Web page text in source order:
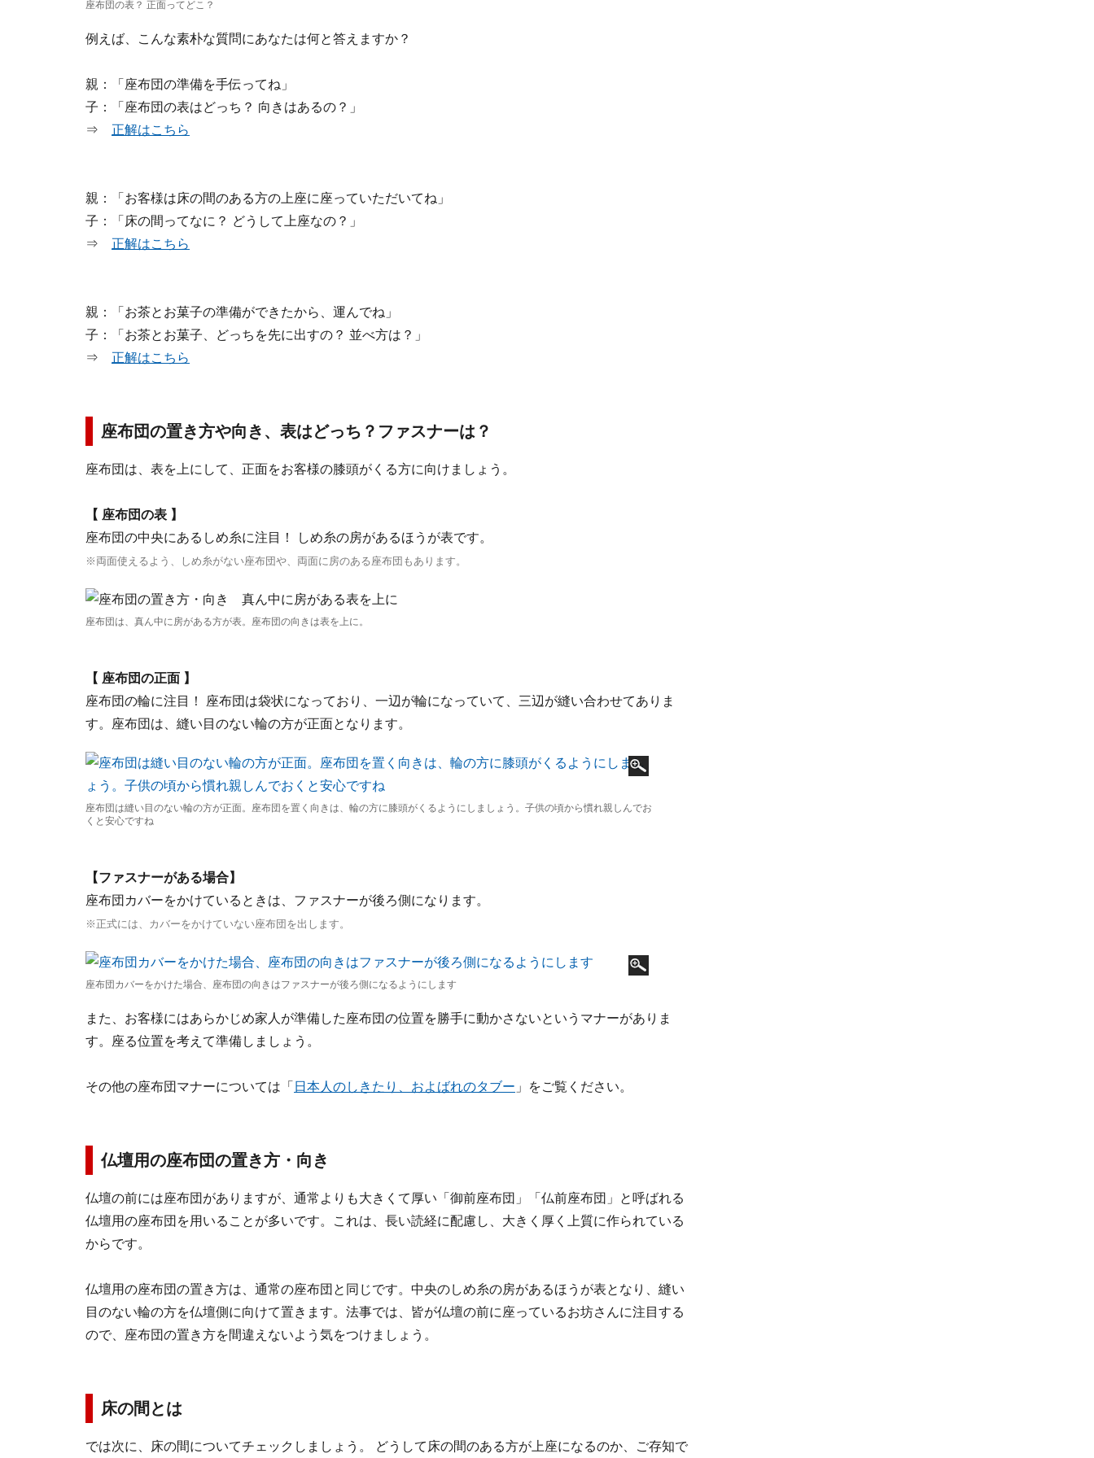
座布団の表？ 正面ってどこ？
例えば、こんな素朴な質問にあなたは何と答えますか？
親：「座布団の準備を手伝ってね」
子：「 座布団の表はどっち？ 向きはあるの？ 」
⇒ 正解はこちら
親：「お客様は床の間のある方の上座に座っていただいてね」
子：「 床の間ってなに？ どうして上座なの？ 」
⇒ 正解はこちら
親：「お茶とお菓子の準備ができたから、運んでね」
子：「 お茶とお菓子、どっちを先に出すの？ 並べ方は？ 」
⇒ 正解はこちら
座布団の置き方や向き、表はどっち？ファスナーは？
座布団は、 表を上にして、正面をお客様の膝頭がくる方に向けましょう。
【 座布団の表 】
座布団の中央にあるしめ糸に注目！ しめ糸の房があるほうが表です。
※両面使えるよう、しめ糸がない座布団や、両面に房のある座布団もあります。
座布団は、真ん中に房がある方が表。座布団の向きは表を上に。
【 座布団の正面 】
座布団の輪に注目！ 座布団は袋状になっており、一辺が輪になっていて、三辺が縫い合わせてありま
す。座布団は、縫い目のない輪の方が正面となります。
座布団は縫い目のない輪の方が正面。座布団を置く向きは、輪の方に膝頭がくるようにしましょう。子供の頃から慣れ親しんでお
くと安心ですね
【ファスナーがある場合】
座布団カバーをかけているときは、ファスナーが後ろ側になります。
※正式には、カバーをかけていない座布団を出します。
座布団カバーをかけた場合、座布団の向きはファスナーが後ろ側になるようにします
また、お客様にはあらかじめ家人が準備した座布団の位置を勝手に動かさないというマナーがありま
す。座る位置を考えて準備しましょう。
その他の座布団マナーについては「 日本人のしきたり、およばれのタブー 」をご覧ください。
仏壇用の座布団の置き方・向き
仏壇の前には座布団がありますが、通常よりも大きくて厚い「御前座布団」「仏前座布団」と呼ばれる
仏壇用の座布団を用いることが多いです。これは、長い読経に配慮し、大きく厚く上質に作られている
からです。
仏壇用の座布団の置き方は、通常の座布団と同じです。中央のしめ糸の房があるほうが表となり、縫い
目のない輪の方を仏壇側に向けて置きます。法事では、皆が仏壇の前に座っているお坊さんに注目する
ので、座布団の置き方を間違えないよう気をつけましょう。
床の間とは
では次に、床の間についてチェックしましょう。 どうして床の間のある方が上座になるのか、ご存知で